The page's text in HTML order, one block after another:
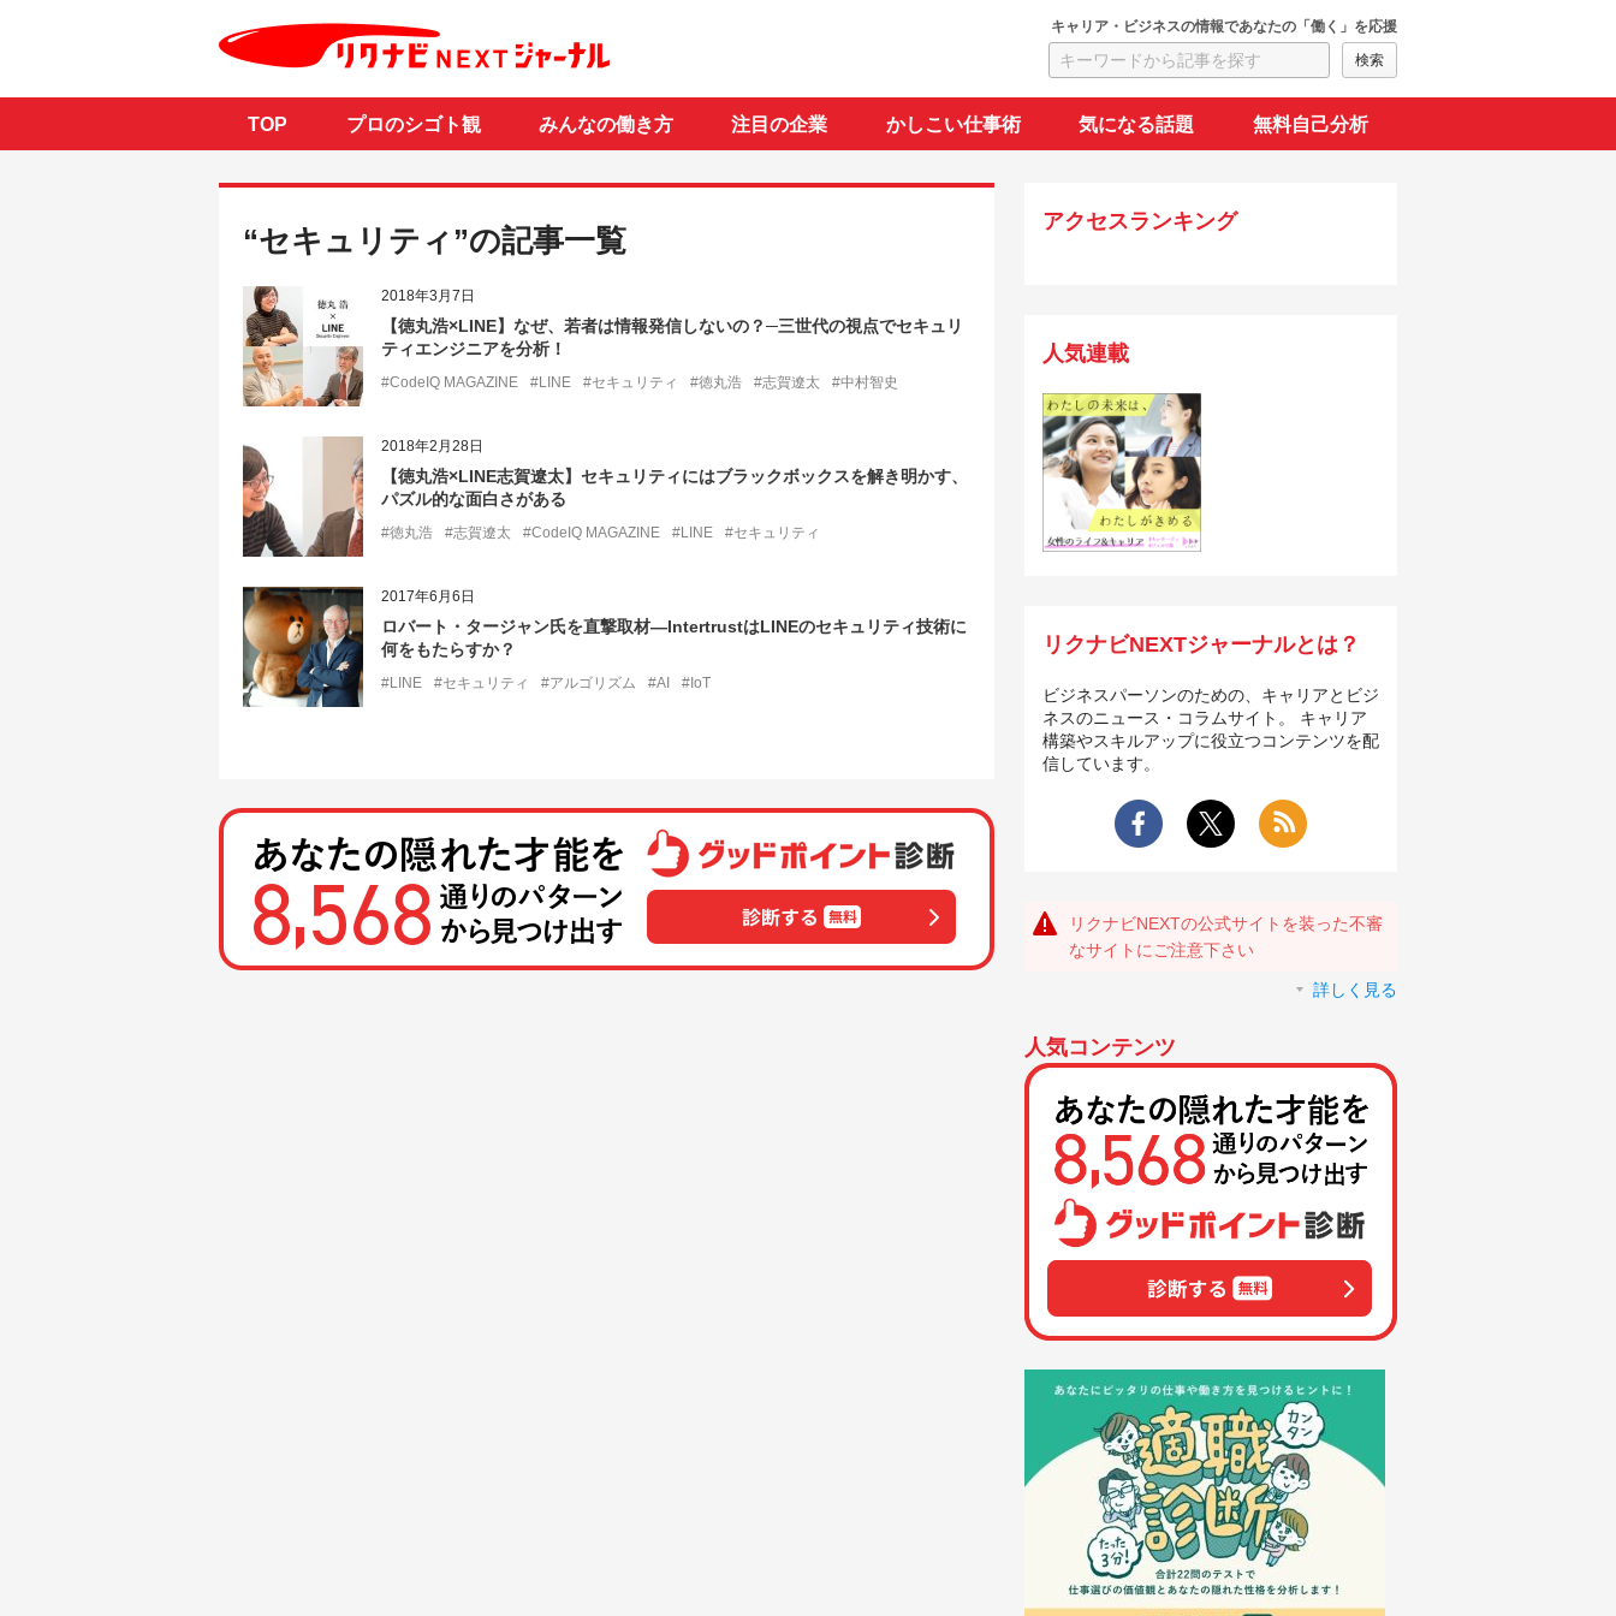
キャリア・ビジネスの情報であなたの「働く」を応援
TOP プロのシゴト観 みんなの働き方 注目の企業 かしこい仕事術 気になる話題 無料自己分析
“セキュリティ”の記事一覧
2018年3月7日
【徳丸浩×LINE】なぜ、若者は情報発信しないの？─三世代の視点でセキュリ
ティエンジニアを分析！
#CodeIQ MAGAZINE #LINE #セキュリティ #徳丸浩 #志賀遼太 #中村智史
2018年2月28日
【徳丸浩×LINE志賀遼太】セキュリティにはブラックボックスを解き明かす、
パズル的な面白さがある
#徳丸浩 #志賀遼太 #CodeIQ MAGAZINE #LINE #セキュリティ
2017年6月6日
ロバート・タージャン氏を直撃取材―IntertrustはLINEのセキュリティ技術に
何をもたらすか？
#LINE #セキュリティ #アルゴリズム #AI #IoT
アクセスランキング
人気連載
リクナビNEXTジャーナルとは？
ビジネスパーソンのための、キャリアとビジ
ネスのニュース・コラムサイト。 キャリア
構築やスキルアップに役立つコンテンツを配
信しています。
リクナビNEXTの公式サイトを装った不審
なサイトにご注意下さい
詳しく見る
人気コンテンツ